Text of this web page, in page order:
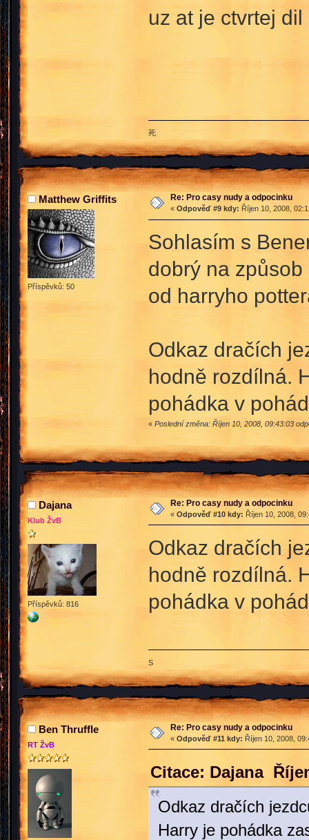
uz at je ctvrtej dil
死
Matthew Griffits
Příspěvků: 50
Re: Pro casy nudy a odpocinku
« Odpověď #9 kdy: Říjen 10, 2008,
Sohlasím s
dobrý na
od harryho
Odkaz dračích
hodně rozdílná.
pohádka v
« Poslední změna: Říjen 10, 2008, 09:43:03
Dajana
Klub ŽvB
Příspěvků: 816
Re: Pro casy nudy a odpocinku
« Odpověď #10 kdy: Říjen 10, 2008,
Odkaz dračích
hodně rozdílná.
pohádka v
S
Ben Thruffle
RT ŽvB
Re: Pro casy nudy a odpocinku
« Odpověď #11 kdy: Říjen 10, 2008,
Citace: Dajana
Odkaz dračích
Harry je pohádka